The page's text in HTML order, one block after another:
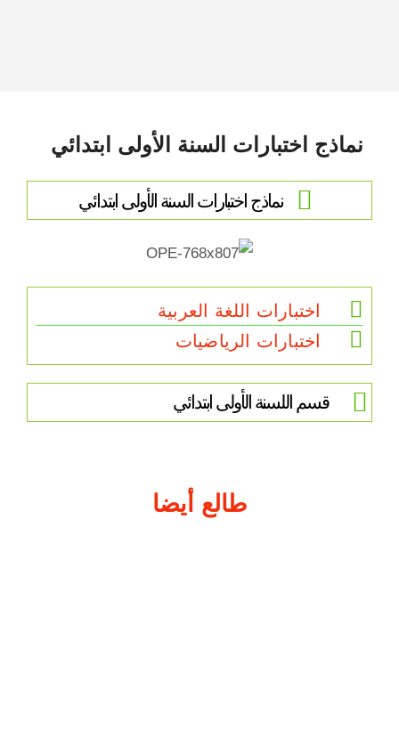
نماذج اختبارات السنة الأولى ابتدائي
نماذج اختبارات السنة الأولى ابتدائي
اختبارات اللغة العربية
اختبارات الرياضيات
قسم اللسنة الأولى ابتدائي
طالع أيضا